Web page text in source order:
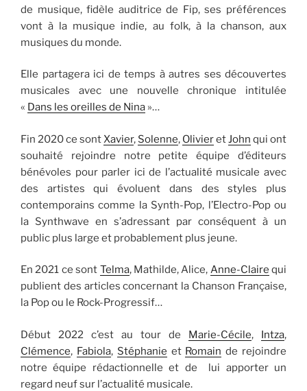
de musique, fidèle auditrice de Fip, ses préférences
vont à la musique indie, au folk, à la chanson, aux
musiques du monde.
Elle partagera ici de temps à autres ses découvertes
musicales avec une nouvelle chronique intitulée
« Dans les oreilles de Nina »…
Fin 2020 ce sontXavier, Solenne, OlivieretJohn qui ont
souhaité rejoindre notre petite équipe d’éditeurs
bénévoles pour parler ici de l’actualité musicale avec
des artistes qui évoluent dans des styles plus
contemporains comme la Synth-Pop, l’Electro-Pop ou
la Synthwave en s’adressant par conséquent à un
public plus large et probablement plus jeune.
En 2021 ce sont Telma, Mathilde, Alice, Anne-Claire qui
publient des articles concernant la Chanson Française,
la Pop ou le Rock-Progressif…
Début 2022 c’est au tour de Marie-Cécile, Intza,
Clémence, Fabiola, Stéphanie et Romain de rejoindre
notre équipe rédactionnelle et de lui apporter un
regard neuf sur l’actualité musicale.